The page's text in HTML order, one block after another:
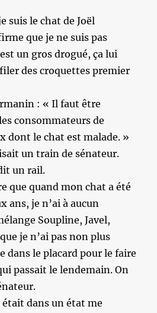
suis le chat de Joël
que je ne suis pas
un gros drogué, ça lui
des croquettes premier
: « Il faut être
consommateurs de
dont le chat est malade. »
un train de sénateur.
un rail.
que quand mon chat a été
ans, je n’ai à aucun
Soupline, Javel,
je n’ai pas non plus
dans le placard pour le faire
passait le lendemain. On
dans un état me